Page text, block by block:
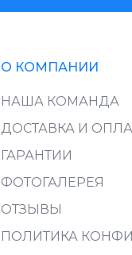
О КОМПАНИИ
НАША КОМАНДА
ДОСТАВКА И
ГАРАНТИИ
ФОТОГАЛЕРЕЯ
ОТЗЫВЫ
ПОЛИТИКА